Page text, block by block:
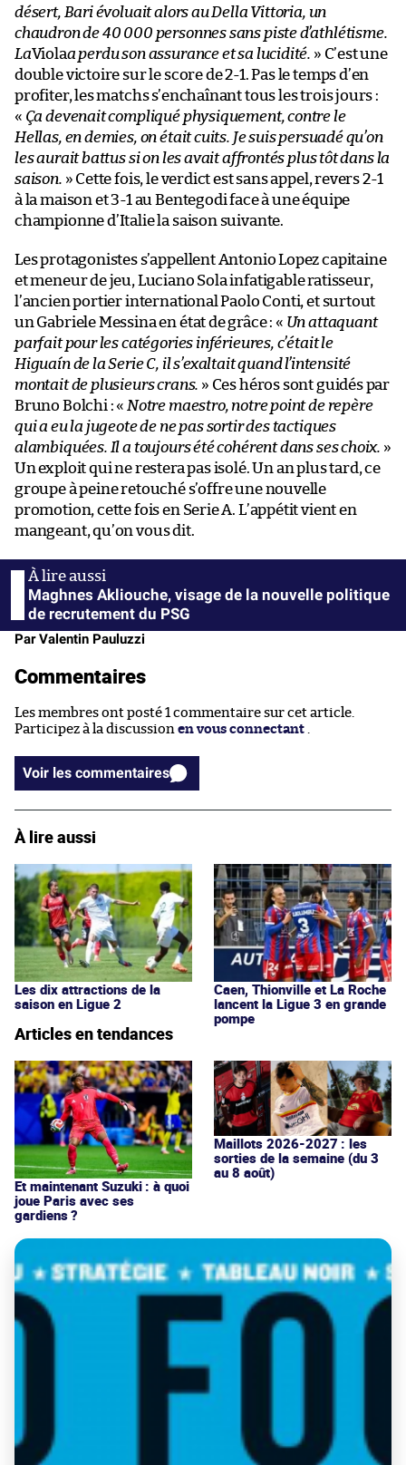
désert, Bari évoluait alors au Della Vittoria, un
chaudron de 40 000 personnes sans piste d’athlétisme.
LaViolaa perdu son assurance et sa lucidité. » C’est une
double victoire sur le score de 2-1. Pas le temps d’en
profiter, les matchs s’enchaînant tous les trois jours :
« Ça devenait compliqué physiquement, contre le
Hellas, en demies, on était cuits. Je suis persuadé qu’on
les aurait battus si on les avait affrontés plus tôt dans la
saison. » Cette fois, le verdict est sans appel, revers 2-1
à la maison et 3-1 au Bentegodi face à une équipe
championne d’Italie la saison suivante.
Les protagonistes s’appellent Antonio Lopez capitaine
et meneur de jeu, Luciano Sola infatigable ratisseur,
l’ancien portier international Paolo Conti, et surtout
un Gabriele Messina en état de grâce : « Un attaquant
parfait pour les catégories inférieures, c’était le
Higuaín de la Serie C, il s’exaltait quand l’intensité
montait de plusieurs crans. » Ces héros sont guidés par
Bruno Bolchi : « Notre maestro, notre point de repère
qui a eu la jugeote de ne pas sortir des tactiques
alambiquées. Il a toujours été cohérent dans ses choix. »
Un exploit qui ne restera pas isolé. Un an plus tard, ce
groupe à peine retouché s’offre une nouvelle
promotion, cette fois en Serie A. L’appétit vient en
mangeant, qu’on vous dit.
Maghnes Akliouche, visage de la nouvelle politique
de recrutement du PSG
Par Valentin Pauluzzi
Commentaires
Les membres ont posté 1 commentaire sur cet article.
Participez à la discussion en vous connectant
Voir les commentaires
À lire aussi
Les dix attractions de la
saison en Ligue 2
Caen, Thionville et La Roche
lancent la Ligue 3 en grande
pompe
Articles en tendances
Et maintenant Suzuki : à quoi
joue Paris avec ses
gardiens ?
Maillots 2026-2027 : les
sorties de la semaine (du 3
au 8 août)